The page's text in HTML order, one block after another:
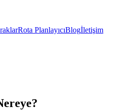
Rota PlanlayıcıBlogİletişim